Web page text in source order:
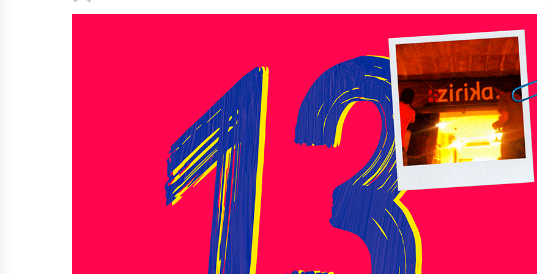
Larunbatean Plentziako Itsas
Martxa ospatuko da
2026/07/07
Auritz Iñurrietaren margoak
ikusgai Uribitarte40 aretoan
2026/07/03
SOINUGELA: Paul McCartney eta
Ringo Starr-en lan berriak
2026/07/03